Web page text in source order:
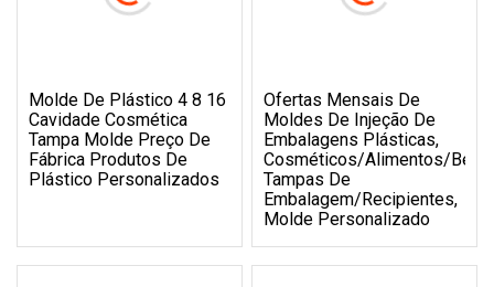
Molde De Plástico 4 8 16
Cavidade Cosmética
Tampa Molde Preço De
Fábrica Produtos De
Plástico Personalizados
Ofertas Mensais De
Moldes De Injeção De
Embalagens Plásticas,
Cosméticos/alimentos/
Tampas De
Embalagem/recipientes,
Molde Personalizado